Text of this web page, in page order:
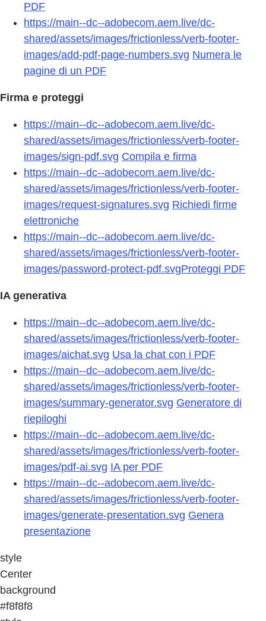
PDF
https://main--dc--adobecom.aem.live/dc-
shared/assets/images/frictionless/verb-footer-
images/add-pdf-page-numbers.svg Numera le
pagine di un PDF
Firma e proteggi
https://main--dc--adobecom.aem.live/dc-
shared/assets/images/frictionless/verb-footer-
images/sign-pdf.svg Compila e firma
https://main--dc--adobecom.aem.live/dc-
shared/assets/images/frictionless/verb-footer-
images/request-signatures.svg Richiedi firme
elettroniche
https://main--dc--adobecom.aem.live/dc-
shared/assets/images/frictionless/verb-footer-
images/password-protect-pdf.svgProteggi PDF
IA generativa
https://main--dc--adobecom.aem.live/dc-
shared/assets/images/frictionless/verb-footer-
images/aichat.svg Usa la chat con i PDF
https://main--dc--adobecom.aem.live/dc-
shared/assets/images/frictionless/verb-footer-
images/summary-generator.svg Generatore di
riepiloghi
https://main--dc--adobecom.aem.live/dc-
shared/assets/images/frictionless/verb-footer-
images/pdf-ai.svg IA per PDF
https://main--dc--adobecom.aem.live/dc-
shared/assets/images/frictionless/verb-footer-
images/generate-presentation.svg Genera
presentazione
style
Center
background
#f8f8f8